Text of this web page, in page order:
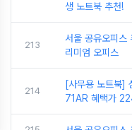
생 노트북 추천!
213
서울 공유오피스
리미엄 오피스
214
[사무용 노트북
71AR 혜택가